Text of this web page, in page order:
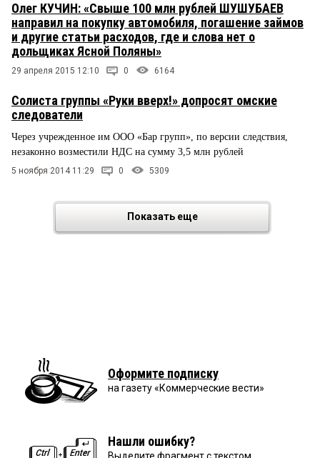
Олег КУЧИН: «Свыше 100 млн рублей ШУШУБАЕВ
направил на покупку автомобиля, погашение займов
и другие статьи расходов, где и слова нет о
дольщиках Ясной Поляны»
29 апреля 2015 12:10 0 6164
Солиста группы «Руки вверх!» допросят омские
следователи
Через учрежденное им ООО «Бар групп», по версии следствия,
незаконно возместили НДС на сумму 3,5 млн рублей
5 ноября 2014 11:29 0 5309
Показать еще
Оформите подписку
на газету «Коммерческие вести»
Нашли ошибку?